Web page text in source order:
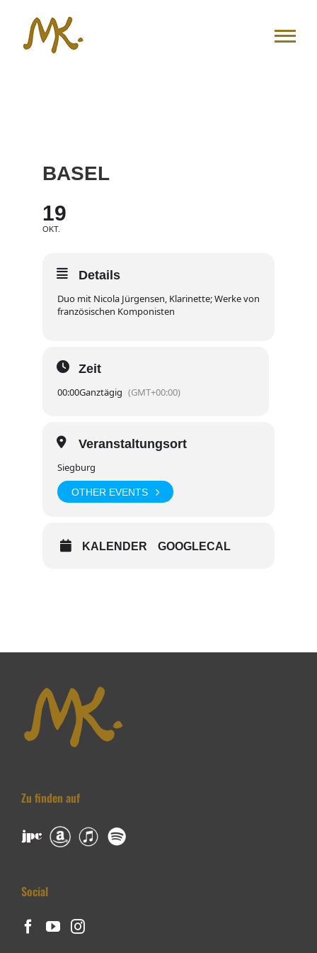
springen
BASEL
19
OKT.
Details
Duo mit Nicola Jürgensen, Klarinette; Werke von
französischen Komponisten
Zeit
00:00Ganztägig (GMT+00:00)
Veranstaltungsort
Siegburg
OTHER EVENTS
KALENDER GOOGLECAL
Zu finden auf
Social